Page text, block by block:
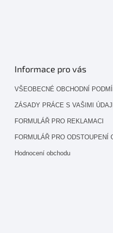
Informace pro vás
VŠEOBECNÉ OBCHODNÍ
ZÁSADY PRÁCE S VAŠIMI ÚDAJI
FORMULÁŘ PRO REKLAMACI
FORMULÁŘ PRO ODSTOUPENÍ
Hodnocení obchodu